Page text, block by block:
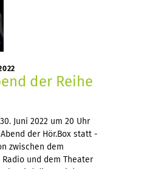
der Reihe
Juni 2022 um 20 Uhr
der Hör.Box statt -
zwischen dem
und dem Theater